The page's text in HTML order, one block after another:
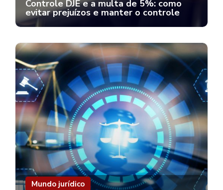
Controle DJE e a multa de 5%: como
evitar prejuízos e manter o controle
Mundo jurídico